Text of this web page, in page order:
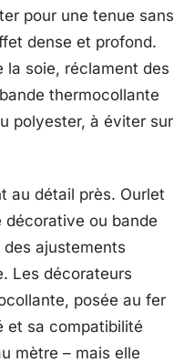
pour une tenue sans
dense et profond.
la soie, réclament des
thermocollante
polyester, à éviter sur
au détail près. Ourlet
décorative ou bande
ajustements
Les décorateurs
posée au fer
et sa compatibilité
mètre – mais elle